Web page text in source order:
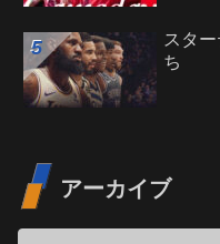
スタ
ち
アーカイブ